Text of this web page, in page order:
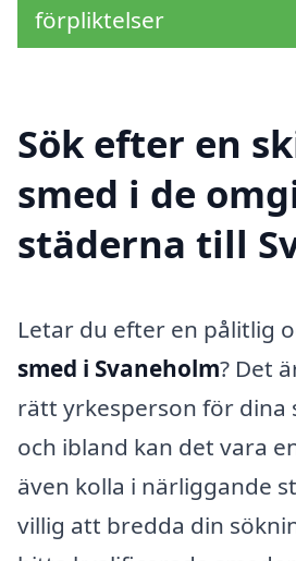
förpliktelser
Sök efter en
smed i de
städerna till
Letar du efter en pålitlig
smed i Svaneholm? Det
rätt yrkesperson för dina
och ibland kan det vara
även kolla i närliggande
villig att bredda din